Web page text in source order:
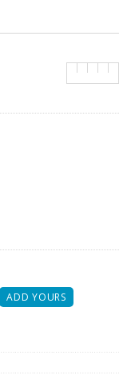
ADD YOURS